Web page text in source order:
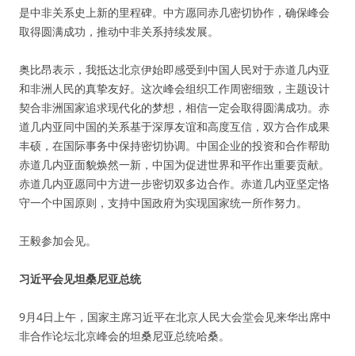
是中非关系史上新的里程碑。中方愿同赤几密切协作，确保峰会
取得圆满成功，推动中非关系持续发展。
奥比昂表示，我抵达北京伊始即感受到中国人民对于赤道几内亚
和非洲人民的真挚友好。这次峰会组织工作周密细致，主题设计
契合非洲国家追求现代化的梦想，相信一定会取得圆满成功。赤
道几内亚同中国的关系基于深厚友谊和高度互信，双方合作成果
丰硕，在国际事务中保持密切协调。中国企业的投资和合作帮助
赤道几内亚面貌焕然一新，中国为促进世界和平作出重要贡献。
赤道几内亚愿同中方进一步密切双多边合作。赤道几内亚坚定恪
守一个中国原则，支持中国政府为实现国家统一所作努力。
王毅参加会见。
习近平会见坦桑尼亚总统
9月4日上午，国家主席习近平在北京人民大会堂会见来华出席中
非合作论坛北京峰会的坦桑尼亚总统哈桑。